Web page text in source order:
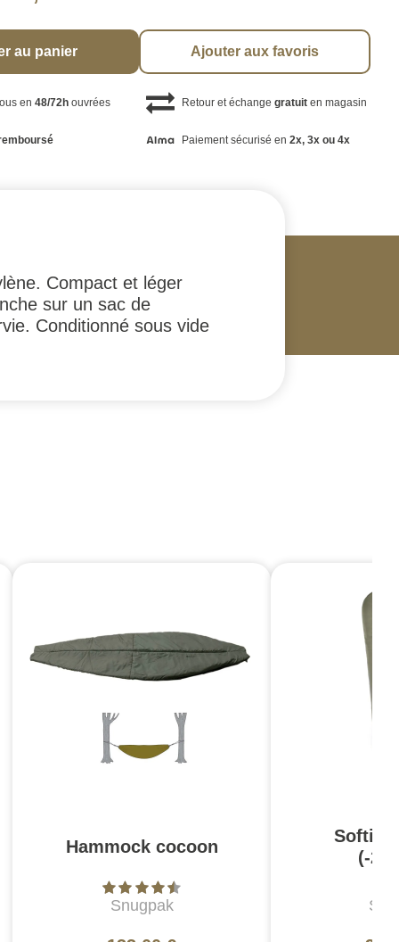
au panier Ajouter aux favoris
en48/72h ouvrées Retour et échange gratuiten magasin
Paiement sécurisé en 2x, 3x ou 4x
Compact et léger
sur un sac de
Conditionné sous vide
Hammock cocoon
Snugpak
Softie
(-